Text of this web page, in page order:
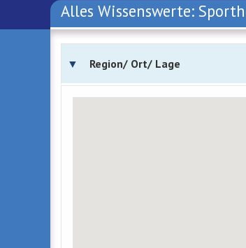
Alles Wissenswerte:
Region/ Ort/ Lage